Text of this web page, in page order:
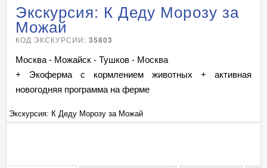
Экскурсия: К Деду Морозу за
Можай
КОД ЭКСКУРСИИ:35803
Москва - Можайск - Тушков - Москва
+ Экоферма с кормлением животных + активная
новогодняя программа на ферме
Экскурсия: К Деду Морозу за Можай